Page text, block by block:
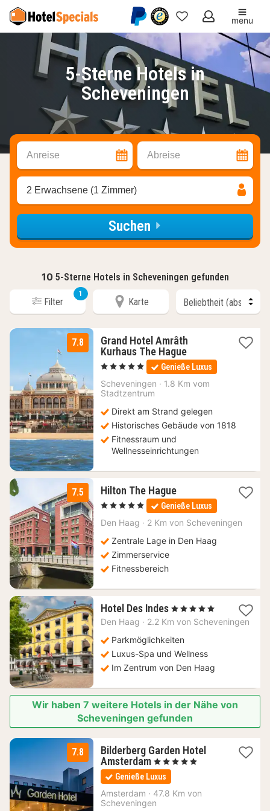
Meine
Favoriten
menu
5-Sterne Hotels in
Scheveningen
Anreise Abreise
2 Erwachsene (1 Zimmer)
Suchen
10 5-Sterne Hotels in Scheveningen gefunden
Filter
1
Karte
7.8
Grand Hotel Amrâth
Kurhaus The Hague1
Nacht
ab
130,92
, 5 Sterne Genieße Luxus
Scheveningen · 1.8 Km vom
Stadtzentrum
Direkt am Strand gelegen
Historisches Gebäude von 1818
Fitnessraum und
Wellnesseinrichtungen
7.5 Hilton The Hague1
Nacht
ab
159
, 5 Sterne Genieße Luxus
Den Haag · 2 Km von Scheveningen
Zentrale Lage in Den Haag
Zimmerservice
Fitnessbereich
Hotel Des Indes 1
Nacht
168
€
, 5 Sterne
Den Haag · 2.2 Km von Scheveningen
Parkmöglichkeiten
Luxus-Spa und Wellness
Im Zentrum von Den Haag
Wir haben 7 weitere Hotels in der Nähe von
Scheveningen gefunden
7.8
Bilderberg Garden Hotel
Amsterdam 1
Nacht
ab
129,38
€
, 5 Sterne
Genieße Luxus
Amsterdam · 47.8 Km von
Scheveningen